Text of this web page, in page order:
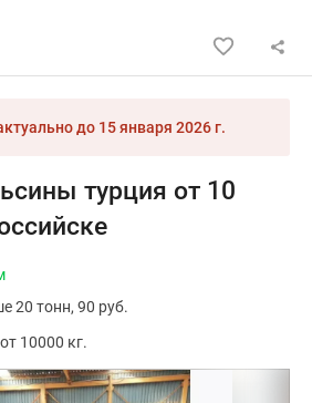
до 15 января 2026 г.
турция от 10
20 тонн 90 руб.
10000 кг.